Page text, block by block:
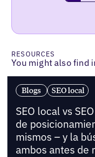
RESOURCES
You might also find
Blogs SEO local
SEO local vs
de
mismos – y la
ambos antes de